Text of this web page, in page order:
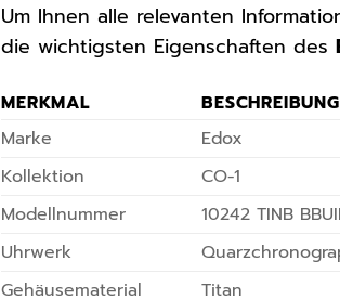
Um Ihnen alle relevanten
die wichtigsten Eigenschaften des
MERKMAL
BESCHREIBUNG
Marke
Edox
Kollektion
CO-1
Modellnummer
10242 TINB
Uhrwerk
Gehäusematerial
Titan